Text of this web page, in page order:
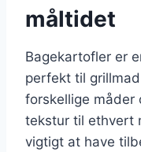
måltidet
Bagekartofler er
perfekt til
forskellige måder
tekstur til ethvert
vigtigt at have